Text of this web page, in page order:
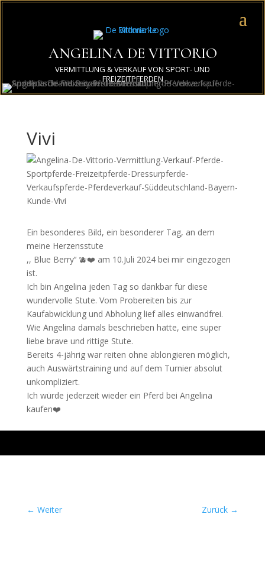
ANGELINA DE VITTORIO
VERMITTLUNG & VERKAUF VON SPORT- UND
FREIZEITPFERDEN
Vivi
Ein besonderes Bild, ein besonderer Tag, an dem
meine Herzensstute
,, Blue Berry‘‘ 🫐❤️ am 10.Juli 2024 bei mir eingezogen
ist.
Ich bin Angelina jeden Tag so dankbar für diese
wundervolle Stute. Vom Probereiten bis zur
Kaufabwicklung und Abholung lief alles einwandfrei.
Wie Angelina damals beschrieben hatte, eine super
liebe brave und rittige Stute.
Bereits 4-jährig war reiten ohne ablongieren möglich,
auch Auswärtstraining und auf dem Turnier absolut
unkompliziert.
Ich würde jederzeit wieder ein Pferd bei Angelina
kaufen❤️
← Weiter Zurück →